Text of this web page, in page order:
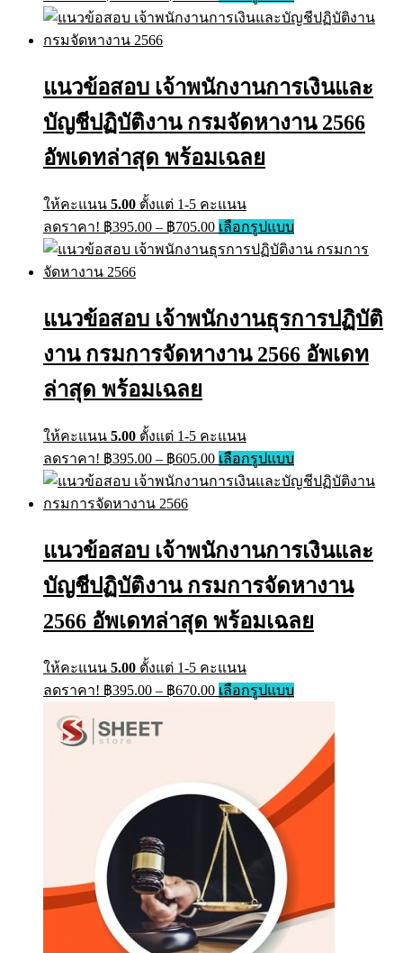
range:
฿395.00
product
has
options
be
chosen
แนวข้อสอบ เจ้าพนักงานการเงินและ
บัญชีปฏิบัติงาน กรมจัดหางาน 2566
อัพเดทล่าสุด พร้อมเฉลย
ให้คะแนน 5.00 ตั้งแต่ 1-5 คะแนน
ลดราคา! ฿395.00 – ฿705.00Price
range:
฿395.00
เลือกรูปแบบThis
product
has
options
be
chosen
แนวข้อสอบ เจ้าพนักงานธุรการปฏิบัติ
งาน กรมการจัดหางาน 2566 อัพเดท
ล่าสุด พร้อมเฉลย
ให้คะแนน 5.00 ตั้งแต่ 1-5 คะแนน
ลดราคา! ฿395.00 – ฿605.00Price
range:
฿395.00
เลือกรูปแบบThis
product
has
options
be
chosen
on
the
แนวข้อสอบ เจ้าพนักงานการเงินและ
บัญชีปฏิบัติงาน กรมการจัดหางาน
2566 อัพเดทล่าสุด พร้อมเฉลย
ให้คะแนน 5.00 ตั้งแต่ 1-5 คะแนน
ลดราคา! ฿395.00 – ฿670.00Price
range:
เลือกรูปแบบThis
product
multiple
variants.
The
options
may
be